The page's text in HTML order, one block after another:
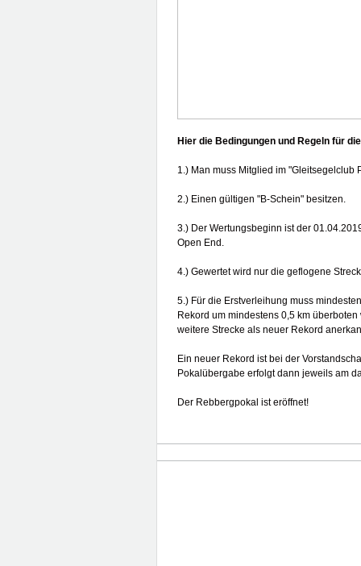
Hier die Bedingungen und Regeln für
1.) Man muss Mitglied im "Gleitsegelclub
2.) Einen gültigen "B-Schein" besitzen.
3.) Der Wertungsbeginn ist der
Open End.
4.) Gewertet wird nur die geflogene
5.) Für die Erstverleihung muss
Rekord um mindestens 0,5 km
weitere Strecke als neuer Rekord
Ein neuer Rekord ist bei der
Pokalübergabe erfolgt dann jeweils am
Der Rebbergpokal ist eröffnet!